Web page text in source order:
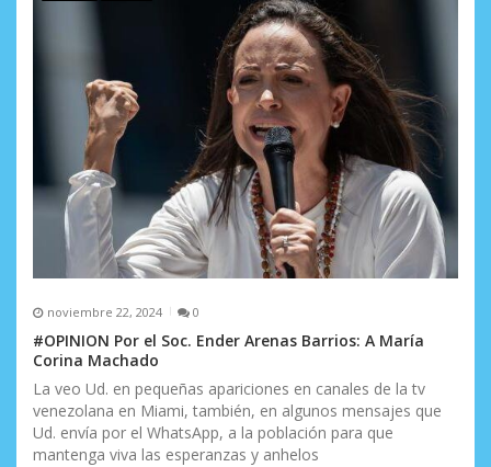
noviembre 22, 2024 0
#OPINION Por el Soc. Ender Arenas Barrios: A María
Corina Machado
La veo Ud. en pequeñas apariciones en canales de la tv
venezolana en Miami, también, en algunos mensajes que
Ud. envía por el WhatsApp, a la población para que
mantenga viva las esperanzas y anhelos